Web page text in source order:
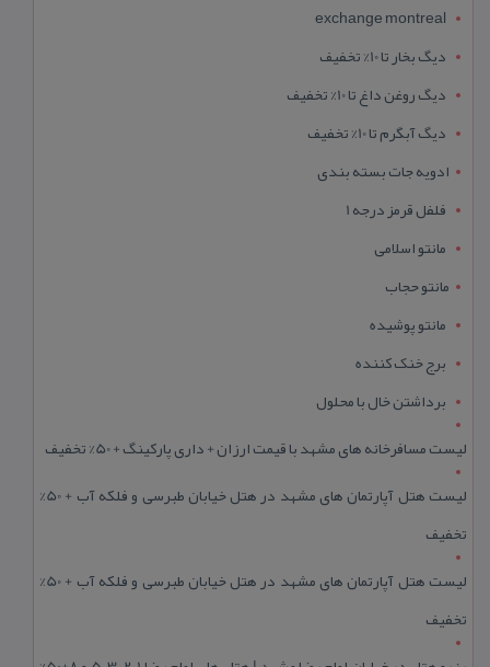
exchange montreal
دیگ بخار تا 10% تخفیف
دیگ روغن داغ تا 10% تخفیف
دیگ آبگرم تا 10% تخفیف
ادویه جات بسته بندی
فلفل قرمز درجه 1
مانتو اسلامی
مانتو حجاب
مانتو پوشیده
برج خنک کننده
برداشتن خال با محلول
لیست مسافرخانه های مشهد با قیمت ارزان + داری پارکینگ + 50% تخفیف
لیست هتل آپارتمان های مشهد در هتل خیابان طبرسی و فلکه آب + 50%
تخفیف
لیست هتل آپارتمان های مشهد در هتل خیابان طبرسی و فلکه آب + 50%
تخفیف